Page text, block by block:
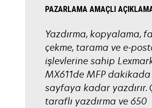
PAZARLAMA AMAÇLI
Yazdırma, kopyalama,
çekme, tarama ve e-
işlevlerine sahip
MX611de MFP
sayfaya kadar yazdırır.
taraflı yazdırma ve 650